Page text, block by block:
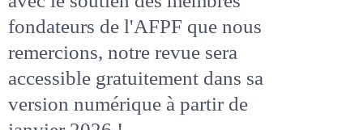
avec le soutien des membres
fondateurs de l'AFPF que nous
remercions, notre revue sera
accessiblegratuitementdans